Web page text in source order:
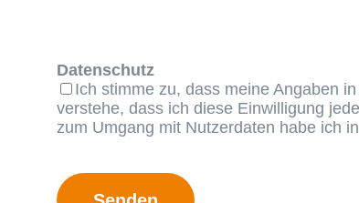
Datenschutz
Ich stimme zu, dass meine Angaben
verstehe, dass ich diese Einwilligung
zum Umgang mit Nutzerdaten habe ich